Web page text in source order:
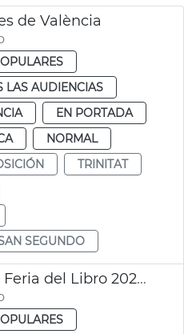
de València
LAS AUDIENCIAS
EN PORTADA
NORMAL
TRINITAT
SEGUNDO
Subvención para la Feria del Libro 2025 de 25.000€ en València